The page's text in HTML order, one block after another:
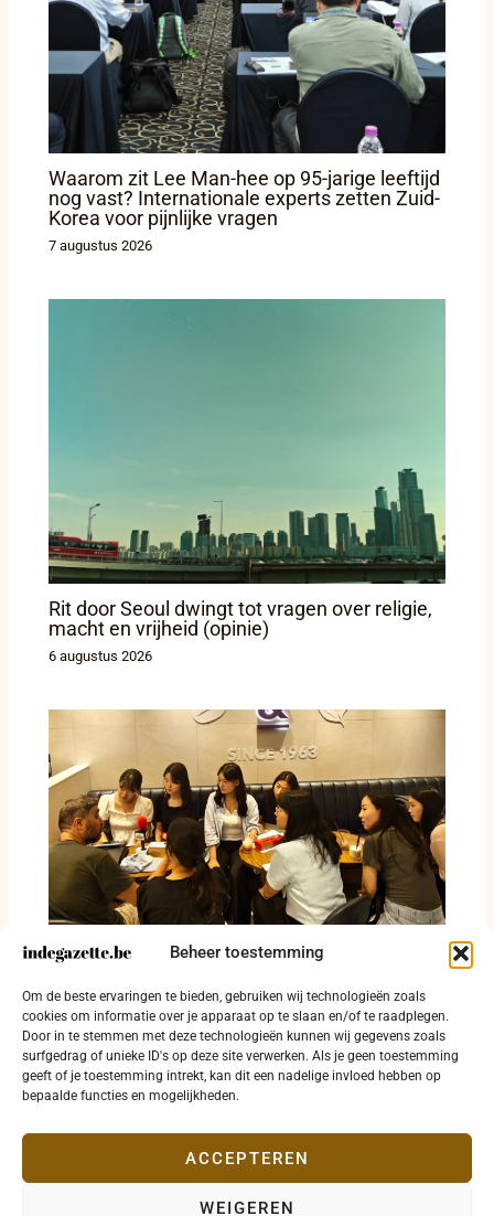
Beheer toestemming
Om de beste ervaringen te bieden, gebruiken wij technologieën zoals
cookies om informatie over je apparaat op te slaan en/of te raadplegen.
Door in te stemmen met deze technologieën kunnen wij gegevens zoals
surfgedrag of unieke ID's op deze site verwerken. Als je geen toestemming
geeft of je toestemming intrekt, kan dit een nadelige invloed hebben op
bepaalde functies en mogelijkheden.
ACCEPTEREN
WEIGEREN
Waarom zit Lee Man-hee op 95-jarige leeftijd
nog vast? Internationale experts zetten Zuid-
Korea voor pijnlijke vragen
7 augustus 2026
Rit door Seoul dwingt tot vragen over religie,
macht en vrijheid (opinie)
6 augustus 2026
Lotfi Amine Hachemi licht internationale
betekenis van 16 mei toe in Zuid-Korea
6 augustus 2026